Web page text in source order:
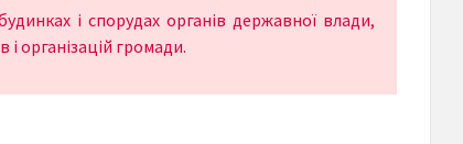
і спорудах органів державної влади,
організацій громади.